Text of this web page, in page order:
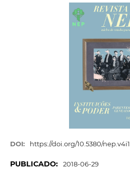
DOI: https://doi.org/10.5380/nep.v4i1
PUBLICADO: 2018-06-29